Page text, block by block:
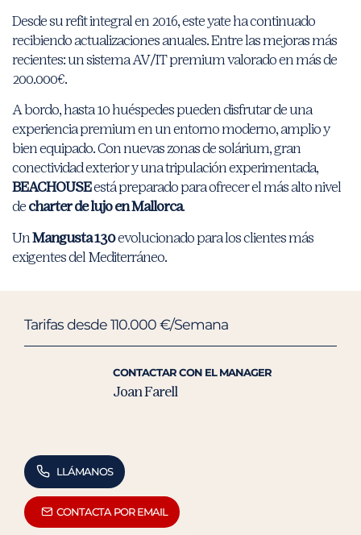
Desde su refit integral en 2016, este yate ha continuado
recibiendo actualizaciones anuales. Entre las mejoras más
recientes: un sistema AV/IT premium valorado en más de
200.000€.
A bordo, hasta 10 huéspedes pueden disfrutar de una
experiencia premium en un entorno moderno, amplio y
bien equipado. Con nuevas zonas de solárium, gran
conectividad exterior y una tripulación experimentada,
BEACHOUSEestá preparado para ofrecer el más alto nivel
decharter de lujo en Mallorca.
UnMangusta 130evolucionado para los clientes más
exigentes del Mediterráneo.
Tarifas desde 110.000 €/Semana
CONTACTAR CON EL MANAGER
Joan Farell
LLÁMANOS
CONTACTA POR EMAIL